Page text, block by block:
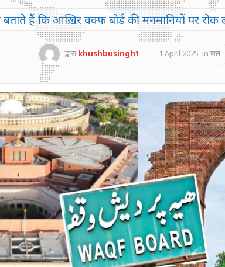
बताते हैं कि आख़िर वक्फ बोर्ड की मनमानियों पर
द्वारा khushbusingh1 1 April 2025 in मत